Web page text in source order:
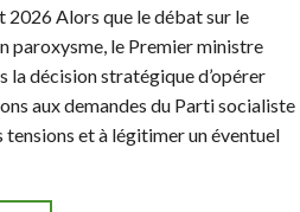
2026 Alors que le débat sur le
paroxysme, le Premier ministre
la décision stratégique d’opérer
aux demandes du Parti socialiste
tensions et à légitimer un éventuel